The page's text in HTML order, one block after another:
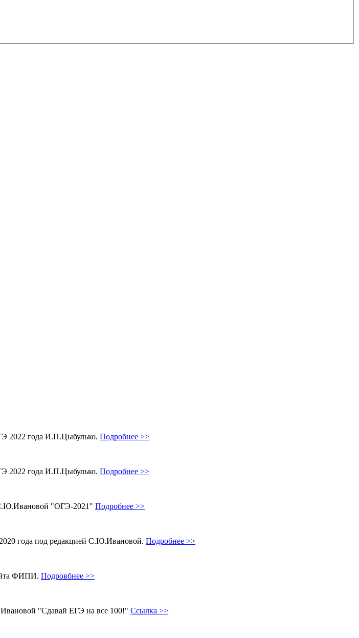
2022 года И.П.Цыбулько. Подробнее >>
2022 года И.П.Цыбулько. Подробнее >>
С.Ю.Ивановой "ОГЭ-2021" Подробнее >>
года под редакцией С.Ю.Ивановой. Подробнее >>
ФИПИ. Подровбнее >>
"Сдавай ЕГЭ на все 100!" Ссылка >>